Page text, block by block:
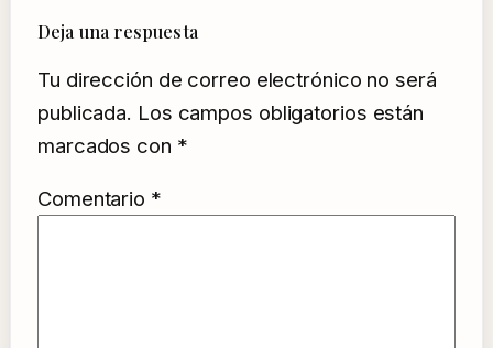
Deja una respuesta
Tu dirección de correo electrónico no será
publicada. Los campos obligatorios están
marcados con *
Comentario *